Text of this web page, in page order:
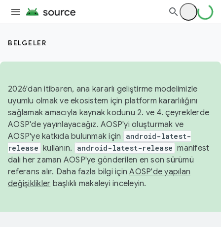
BELGELER
2026'dan itibaren, ana kararlı geliştirme modelimizle
uyumlu olmak ve ekosistem için platform kararlılığını
sağlamak amacıyla kaynak kodunu 2. ve 4. çeyreklerde
AOSP'de yayınlayacağız. AOSP'yi oluşturmak ve
AOSP'ye katkıda bulunmak için
android-latest-
release kullanın. android-latest-release manifest
dalı her zaman AOSP'ye gönderilen en son sürümü
referans alır. Daha fazla bilgi içinAOSP'de yapılan
değişiklikler başlıklı makaleyi inceleyin.